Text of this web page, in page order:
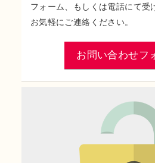
フォーム、もしくは電話にて受
お気軽にご連絡ください。
お問い合わせフ